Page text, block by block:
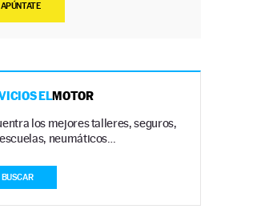
APÚNTATE
ELMOTOR
los mejores talleres, seguros,
neumáticos…
BUSCAR